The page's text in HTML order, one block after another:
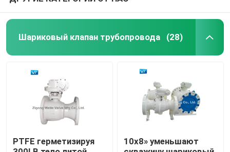
Шариковый клапан трубопровода (28)
PTFE герметизируя
10x8» уменьшают